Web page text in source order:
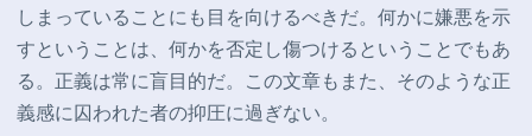
しまっていることにも目を向けるべきだ。何かに嫌悪を示
すということは、何かを否定し傷つけるということでもあ
る。正義は常に盲目的だ。この文章もまた、そのような正
義感に囚われた者の抑圧に過ぎない。